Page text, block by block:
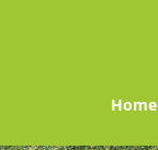
Home